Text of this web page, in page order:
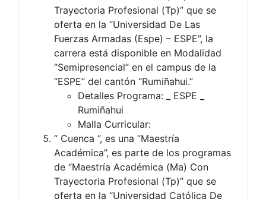
Trayectoria Profesional (Tp)” que se
oferta en la “Universidad De Las
Fuerzas Armadas (Espe) – ESPE”, la
carrera está disponible en Modalidad
“Semipresencial” en el campus de la
“ESPE” del cantón “Rumiñahui.”
Detalles Programa: _ ESPE _
Rumiñahui
Malla Curricular:
“ Cuenca ”, es una “Maestría
Académica”, es parte de los programas
de “Maestría Académica (Ma) Con
Trayectoria Profesional (Tp)” que se
oferta en la “Universidad Católica De